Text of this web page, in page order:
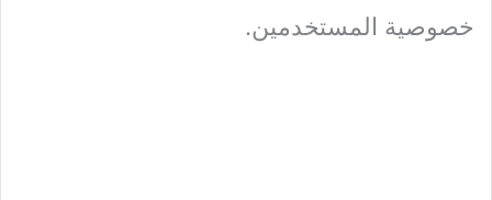
خصوصية المستخدمين.